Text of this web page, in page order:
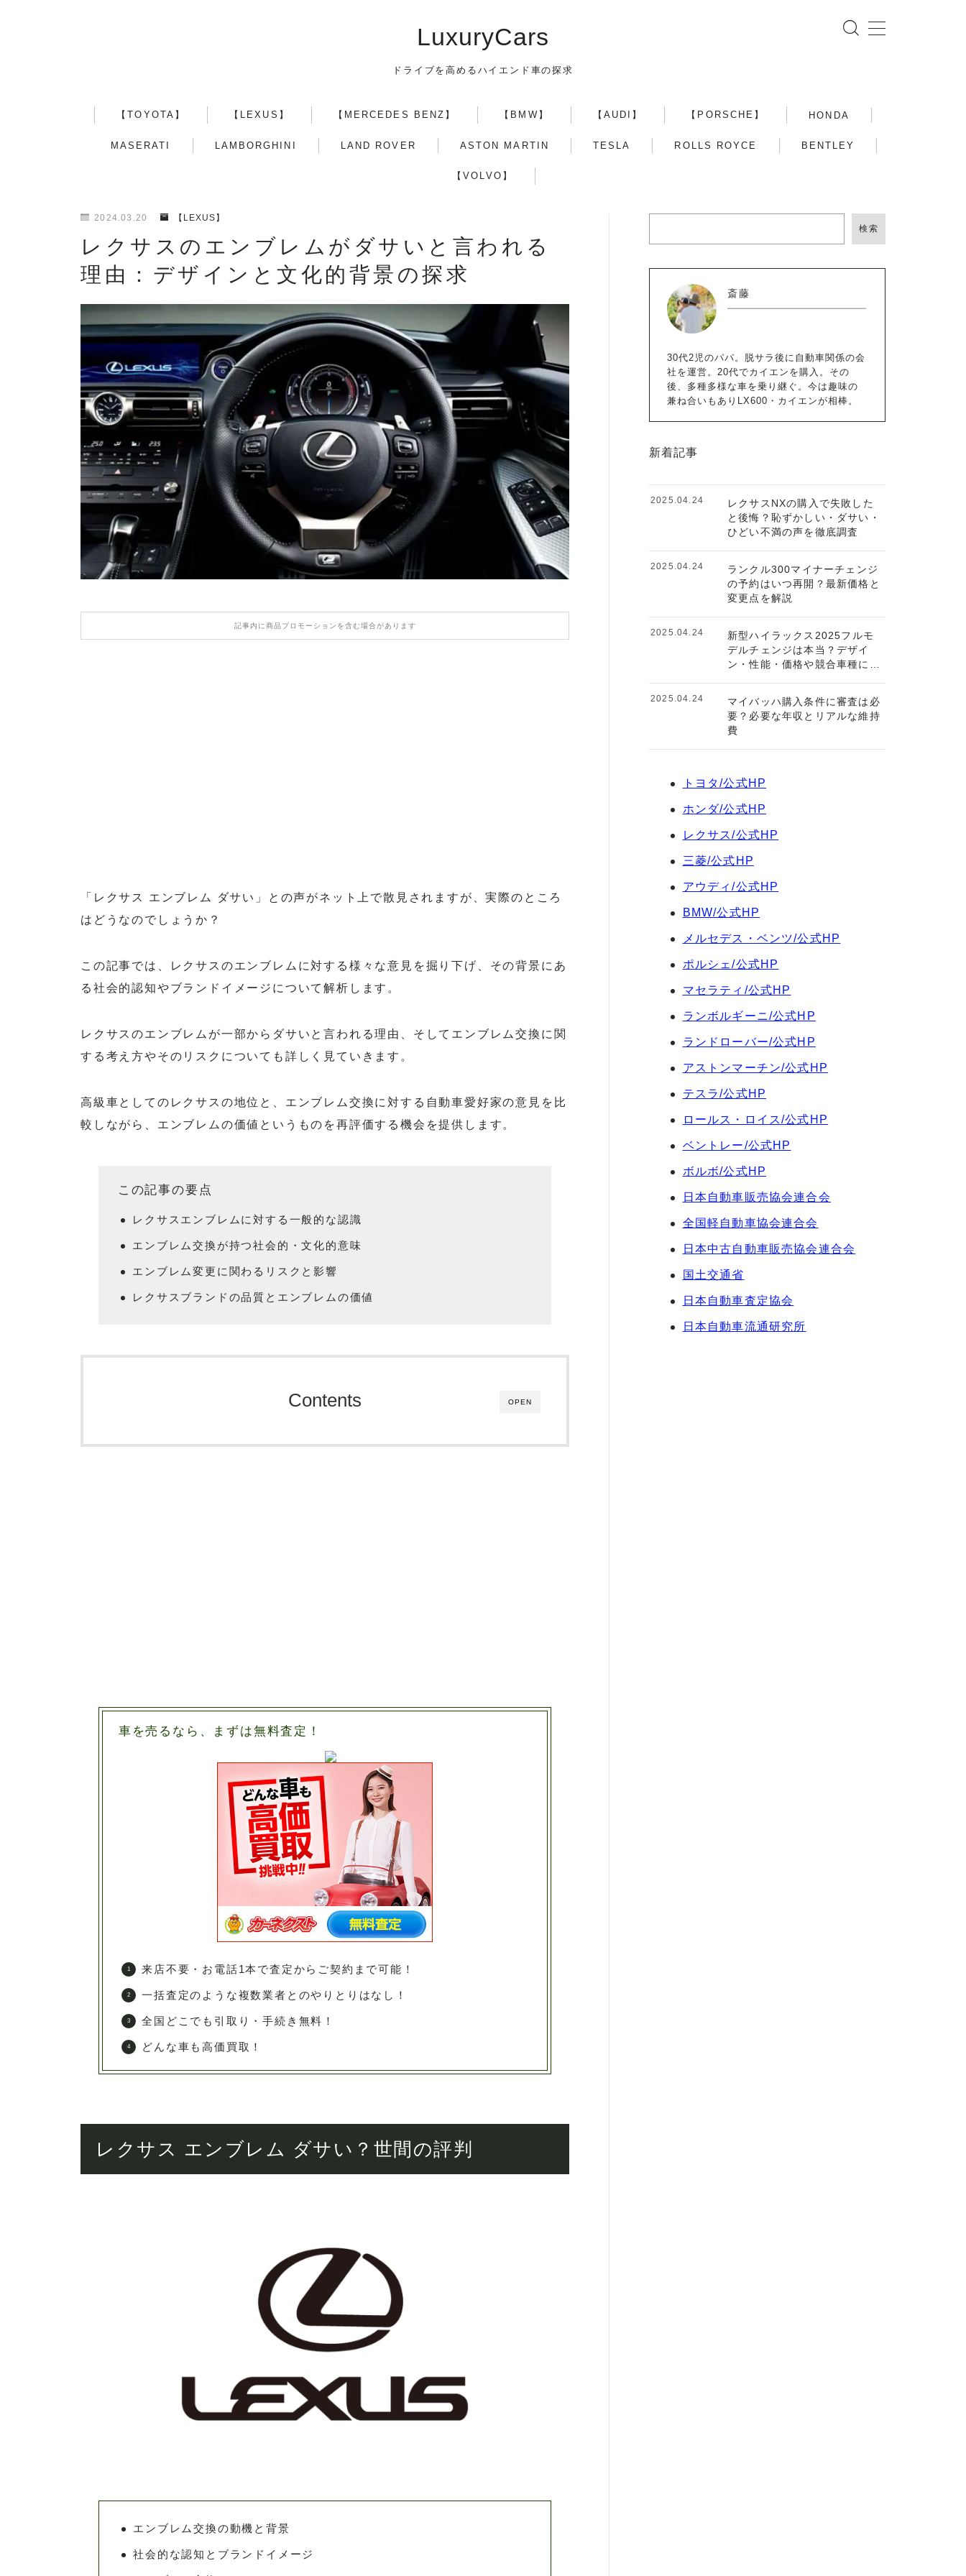
LuxuryCars
ドライブを高めるハイエンド車の探求
【TOYOTA】 【LEXUS】 【MERCEDES BENZ】 【BMW】 【AUDI】 【PORSCHE】 HONDA
MASERATI LAMBORGHINI LAND ROVER ASTON MARTIN TESLA ROLLS ROYCE BENTLEY
【VOLVO】
【TOYOTA】
【BMW】
【PORSCHE】
HONDA
MASERATI
LAMBORGHINI
LAND ROVER
ASTON MARTIN
TESLA
2024.03.20 【LEXUS】
レクサスのエンブレムがダサいと言われる
理由：デザインと文化的背景の探求
記事内に商品プロモーションを含む場合があります
「レクサス エンブレム ダサい」との声がネット上で散見されますが、実際のところ
はどうなのでしょうか？
この記事では、レクサスのエンブレムに対する様々な意見を掘り下げ、その背景にあ
る社会的認知やブランドイメージについて解析します。
レクサスのエンブレムが一部からダサいと言われる理由、そしてエンブレム交換に関
する考え方やそのリスクについても詳しく見ていきます。
高級車としてのレクサスの地位と、エンブレム交換に対する自動車愛好家の意見を比
較しながら、エンブレムの価値というものを再評価する機会を提供します。
この記事の要点
レクサスエンブレムに対する一般的な認識
エンブレム交換が持つ社会的・文化的意味
エンブレム変更に関わるリスクと影響
レクサスブランドの品質とエンブレムの価値
OPEN
Contents
車を売るなら、まずは無料査定！
来店不要・お電話1本で査定からご契約まで可能！
一括査定のような複数業者とのやりとりはなし！
全国どこでも引取り・手続き無料！
どんな車も高価買取！
レクサス エンブレム ダサい？世間の評判
エンブレム交換の動機と背景
社会的な認知とブランドイメージ
検索
斎藤
30代2児のパパ。脱サラ後に自動車関係の会
社を運営。20代でカイエンを購入。その
後、多種多様な車を乗り継ぐ。今は趣味の
兼ね合いもありLX600・カイエンが相棒。
新着記事
レクサスNXの購入で失敗した
と後悔？恥ずかしい・ダサい・
ひどい不満の声を徹底調査
2025.04.24
ランクル300マイナーチェンジ
の予約はいつ再開？最新価格と
変更点を解説
2025.04.24
新型ハイラックス2025フルモ
デルチェンジは本当？デザイ
ン・性能・価格や競合車種につ
2025.04.24
マイバッハ購入条件に審査は必
要？必要な年収とリアルな維持
費
2025.04.24
トヨタ/公式HP
ホンダ/公式HP
レクサス/公式HP
三菱/公式HP
アウディ/公式HP
BMW/公式HP
メルセデス・ベンツ/公式HP
ポルシェ/公式HP
マセラティ/公式HP
ランボルギーニ/公式HP
ランドローバー/公式HP
アストンマーチン/公式HP
テスラ/公式HP
ロールス・ロイス/公式HP
ベントレー/公式HP
ボルボ/公式HP
日本自動車販売協会連合会
全国軽自動車協会連合会
日本中古自動車販売協会連合会
国土交通省
日本自動車査定協会
日本自動車流通研究所